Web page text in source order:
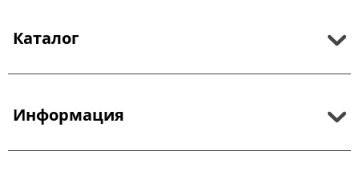
Каталог
Информация